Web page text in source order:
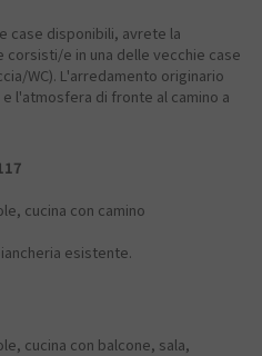
case disponibili, avrete la
e in una delle vecchie case
WC). L'arredamento originario
l'atmosfera di fronte al camino a
cucina con camino
esistente.
cucina con balcone, sala,